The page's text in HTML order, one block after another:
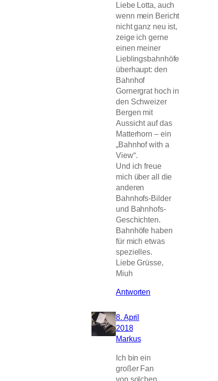
Liebe Lotta, auch
wenn mein Bericht
nicht ganz neu ist,
zeige ich gerne
einen meiner
Lieblingsbahnhöfe
überhaupt: den
Bahnhof
Gornergrat hoch in
den Schweizer
Bergen mit
Aussicht auf das
Matterhorn – ein
„Bahnhof with a
View“.
Und ich freue
mich über all die
anderen
Bahnhofs-Bilder
und Bahnhofs-
Geschichten.
Bahnhöfe haben
für mich etwas
spezielles.
Liebe Grüsse,
Miuh
Antworten
8. April
2018
Markus
Ich bin ein
großer Fan
von solchen